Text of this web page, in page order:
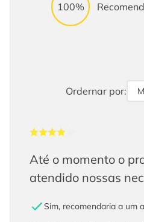
100%
Ordernar por:
Até o momento o
atendido nossas
Sim, recomendaria a um